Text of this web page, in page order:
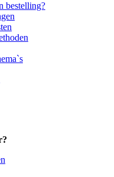
bestelling?